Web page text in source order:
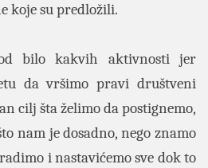
koje su predložili.
bilo kakvih aktivnosti jer
da vršimo pravi društveni
cilj šta želimo da postignemo,
nam je dosadno, nego znamo
i nastavićemo sve dok to